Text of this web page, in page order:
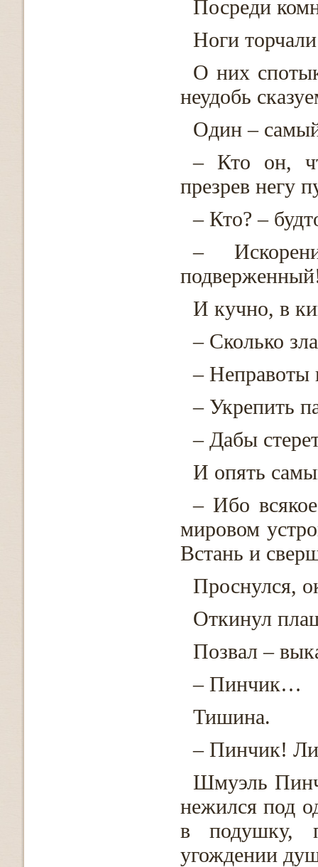
Посреди
Ноги
О них
неудобь
Один –
– Кто он,
презрев негу
– Кто? –
–
И кучно, в
– Сколько
– Неправоты
– Укрепить
– Дабы
И опять
– Ибо
мировом
Встань и
Проснулся,
Откинул
Позвал –
– Пинчик…
Тишина.
– Пинчик!
Шмуэль
нежился под
в подушку,
угождении